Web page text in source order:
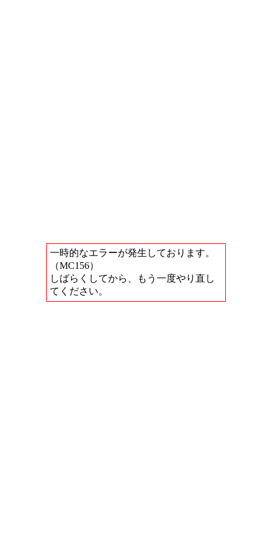
一時的なエラーが発生しております。
（MC156）
しばらくしてから、もう一度やり直し
てください。